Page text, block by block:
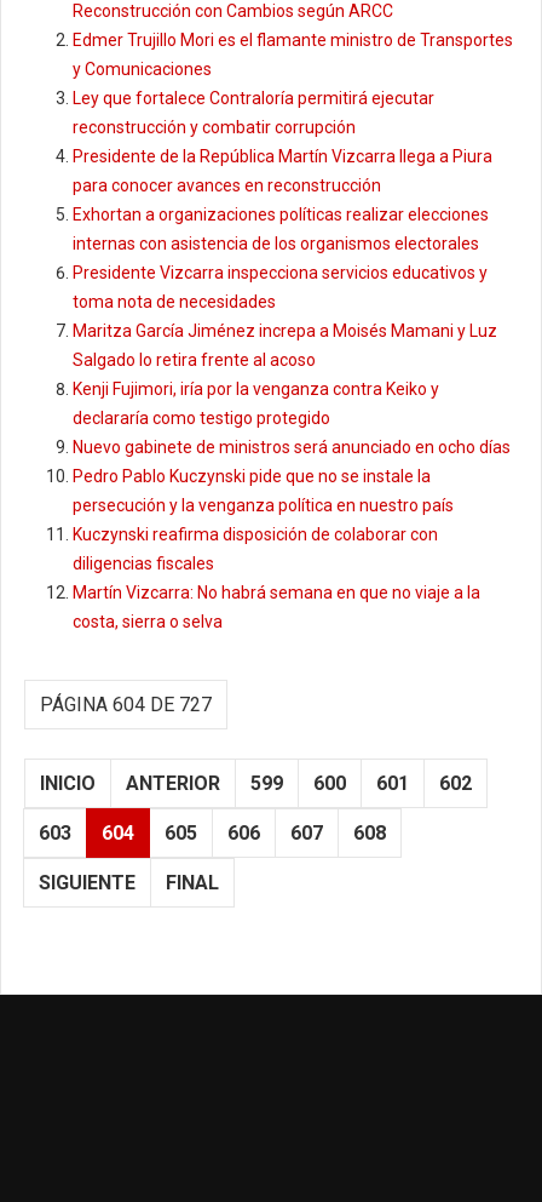
Reconstrucción con Cambios según ARCC
Edmer Trujillo Mori es el flamante ministro de Transportes
y Comunicaciones
Ley que fortalece Contraloría permitirá ejecutar
reconstrucción y combatir corrupción
Presidente de la República Martín Vizcarra llega a Piura
para conocer avances en reconstrucción
Exhortan a organizaciones políticas realizar elecciones
internas con asistencia de los organismos electorales
Presidente Vizcarra inspecciona servicios educativos y
toma nota de necesidades
Maritza García Jiménez increpa a Moisés Mamani y Luz
Salgado lo retira frente al acoso
Kenji Fujimori, iría por la venganza contra Keiko y
declararía como testigo protegido
Nuevo gabinete de ministros será anunciado en ocho días
Pedro Pablo Kuczynski pide que no se instale la
persecución y la venganza política en nuestro país
Kuczynski reafirma disposición de colaborar con
diligencias fiscales
Martín Vizcarra: No habrá semana en que no viaje a la
costa, sierra o selva
PÁGINA 604 DE 727
INICIO ANTERIOR 599 600 601 602
603 604 605 606 607 608
SIGUIENTE FINAL